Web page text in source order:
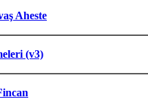
Aheste
(v3)